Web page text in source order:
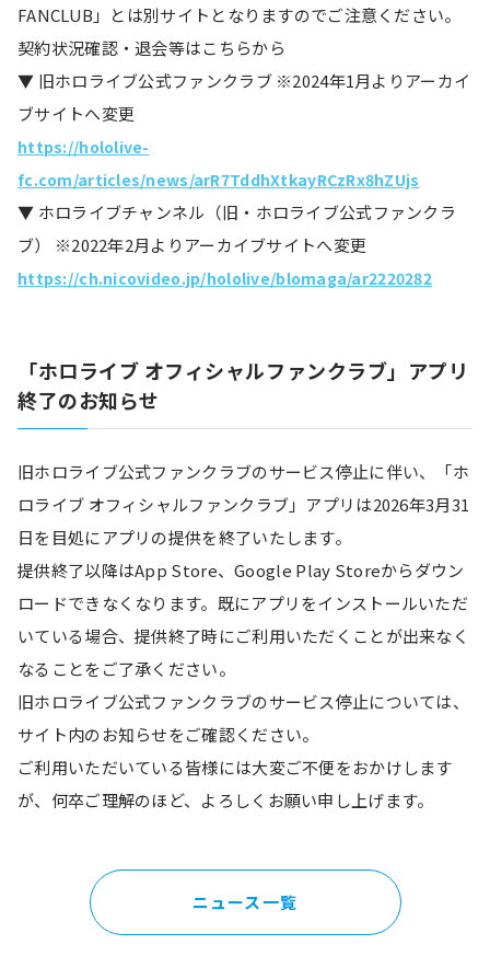
FANCLUB」とは別サイトとなりますのでご注意ください。
契約状況確認・退会等はこちらから
▼ 旧ホロライブ公式ファンクラブ ※2024年1月よりアーカイ
ブサイトへ変更
https://hololive-
fc.com/articles/news/arR7TddhXtkayRCzRx8hZUjs
▼ ホロライブチャンネル（旧・ホロライブ公式ファンクラ
ブ） ※2022年2月よりアーカイブサイトへ変更
https://ch.nicovideo.jp/hololive/blomaga/ar2220282
「ホロライブ オフィシャルファンクラブ」アプリ
終了のお知らせ
旧ホロライブ公式ファンクラブのサービス停止に伴い、「ホ
ロライブ オフィシャルファンクラブ」アプリは2026年3月31
日を目処にアプリの提供を終了いたします。
提供終了以降はApp Store、Google Play Storeからダウン
ロードできなくなります。既にアプリをインストールいただ
いている場合、提供終了時にご利用いただくことが出来なく
なることをご了承ください。
旧ホロライブ公式ファンクラブのサービス停止については、
サイト内のお知らせをご確認ください。
ご利用いただいている皆様には大変ご不便をおかけします
が、何卒ご理解のほど、よろしくお願い申し上げます。
ニュース一覧